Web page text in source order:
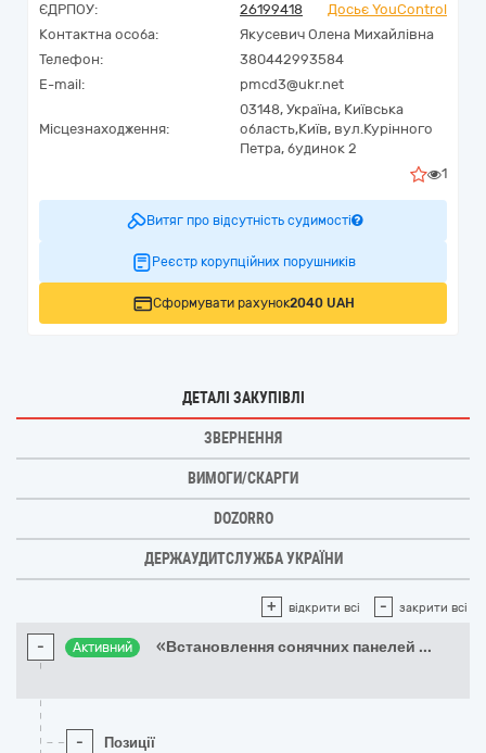
ЄДРПОУ:
26199418
Досьє YouControl
Контактна особа:
Якусевич Олена Михайлівна
Телефон:
380442993584
E-mail:
pmcd3@ukr.net
Місцезнаходження:
03148, Україна, Київська
область,Київ, вул.Курінного
Петра, будинок 2
1
Витяг про відсутність судимості
Реєстр корупційних порушників
Сформувати рахунок2040 UAH
ДЕТАЛІ ЗАКУПІВЛІ
ЗВЕРНЕННЯ
ВИМОГИ/СКАРГИ
DOZORRO
ДЕРЖАУДИТСЛУЖБА УКРАЇНИ
+ відкрити всі - закрити всі
- Активний «Встановлення сонячних панелей ...
- Позиції